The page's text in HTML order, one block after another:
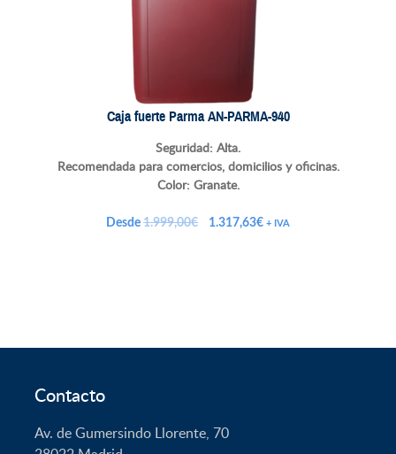
Caja fuerte Parma AN-PARMA-940
Seguridad: Alta.
Recomendada para comercios, domicilios y oficinas.
Color: Granate.
Desde1.999,00€
El1.317,63€El+ IVA
Contacto
Av. de Gumersindo Llorente, 70